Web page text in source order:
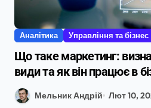
Аналітика Управління та бізнес
Що таке маркетинг:
види та як він працює в
2026 року
Мельник Андрій Лют 10,